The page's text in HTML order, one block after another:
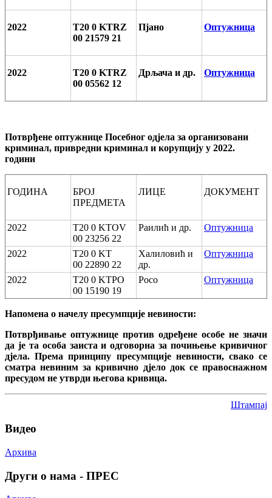
2022
T20 0 KTRZ
00 21579 21
Пјано Оптужница
2022
T20 0 KTRZ
00 05562 12
Дрљача и др. Оптужница
Потврђене оптужнице Посебног одјела за организовани
криминал, привредни криминал и корупцију у 2022.
години
ГОДИНА
БРОЈ
ПРЕДМЕТА
ЛИЦЕ ДОКУМЕНТ
2022
T20 0 KTOV
00 23256 22
Раилић и др. Оптужница
2022
T20 0 KT
00 22890 22
Халиловић и
др.
Оптужница
2022
T20 0 KTPO
00 15190 19
Росо Оптужница
Напомена о начелу пресумпције невиности:
Потврђивање оптужнице против одређене особе не значи
да је та особа заиста и одговорна за почињење кривичног
дјела. Према принципу пресумпције невиности, свако се
сматра невиним за кривично дјело док се правоснажном
пресудом не утврди његова кривица.
Штампај
Видео
Архива
Други о нама - ПРЕС